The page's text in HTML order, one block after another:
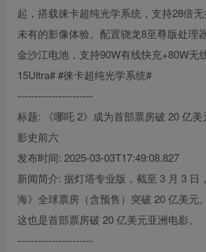
起，搭载徕卡超纯光学系统，支持28倍
未有的影像体验。配置骁龙8至尊版处理
金沙江电池，支持90W有线快充+80W无
15Ultra# #徕卡超纯光学系统#
----------------------
标题: 《哪吒 2》成为首部票房破 20 亿
影史前六
发布时间: 2025-03-03T17:49:08.827
新闻简介: 据灯塔专业版，截至 3 月 3 日
海》全球票房（含预售）突破 20 亿美元
这也是首部票房破 20 亿美元亚洲电影。
----------------------